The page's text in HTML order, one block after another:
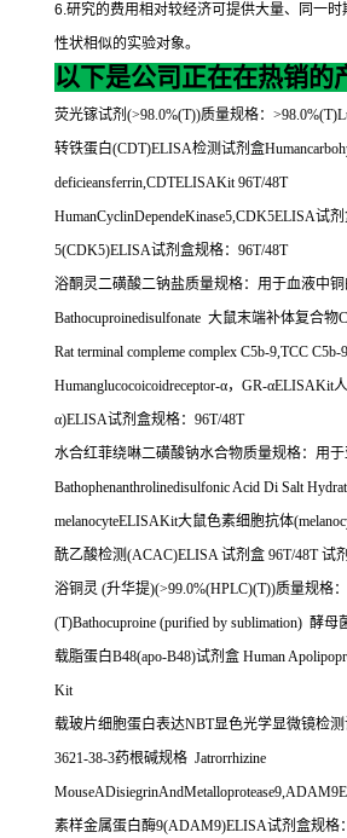
6.研究的费用相对较经济可提供大量、同一
性状相似的实验对象。
以下是公司正在在热销的
荧光镓试剂 (>98.0%(T))质量规格：
转铁蛋白(CDT)ELISA检测试剂盒
deficieansferrin,CDTELISAKit 96T/48T
HumanCyclinDependeKinase5,CDK5ELISA试
5(CDK5)ELISA试剂盒规格： 96T/48T
浴酮灵二磺酸二钠盐质量规格：用于血液中铜
Bathocuproinedisulfonate 大鼠末端补体复合物
Rat terminal compleme complex C5b-9,TCC
Humanglucocoicoidreceptor-α， GR-αELISAKit
α)ELISA试剂盒规格： 96T/48T
水合红菲绕啉二磺酸钠水合物质量规格：用
Bathophenanthrolinedisulfonic Acid Di Salt
melanocyteELISAKit大鼠色素细胞抗体
酰乙酸检测(ACAC)ELISA试剂盒 96T/48T试
浴铜灵 (升华提)(>99.0%(HPLC)(T))质量规格：
(T)Bathocuproine (purified by sublimation) 酵母
载脂蛋白B48(apo-B48)试剂盒 Human
Kit
载玻片细胞蛋白表达NBT显色光学显微镜检
3621-38-3药根碱规格 Jatrorrhizine
素样金属蛋白酶9(ADAM9)ELISA试剂盒规格：